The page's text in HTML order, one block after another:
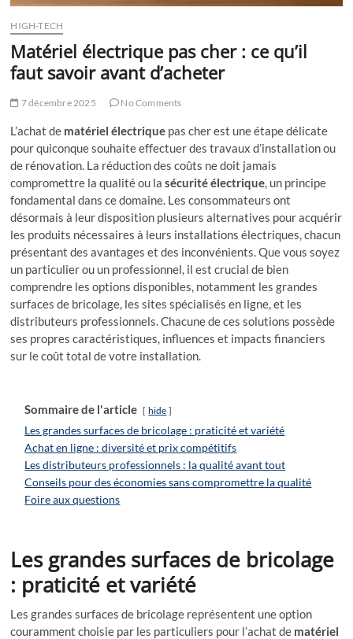
HIGH-TECH
Matériel électrique pas cher : ce qu’il
faut savoir avant d’acheter
7 décembre 2025 No Comments
L’achat de matériel électrique pas cher est une étape délicate
pour quiconque souhaite effectuer des travaux d’installation ou
de rénovation. La réduction des coûts ne doit jamais
compromettre la qualité ou lasécurité électrique, un principe
fondamental dans ce domaine. Les consommateurs ont
désormais à leur disposition plusieurs alternatives pour acquérir
les produits nécessaires à leurs installations électriques, chacun
présentant des avantages et des inconvénients. Que vous soyez
un particulier ou un professionnel, il est crucial de bien
comprendre les options disponibles, notamment les grandes
surfaces de bricolage, les sites spécialisés en ligne, et les
distributeurs professionnels. Chacune de ces solutions possède
ses propres caractéristiques, influences et impacts financiers
sur le coût total de votre installation.
Sommaire de l'article hide
Les grandes surfaces de bricolage : praticité et variété
Achat en ligne : diversité et prix compétitifs
Les distributeurs professionnels : la qualité avant tout
Conseils pour des économies sans compromettre la qualité
Foire aux questions
Les grandes surfaces de bricolage
: praticité et variété
Les grandes surfaces de bricolage représentent une option
couramment choisie par les particuliers pour l’achat de matériel